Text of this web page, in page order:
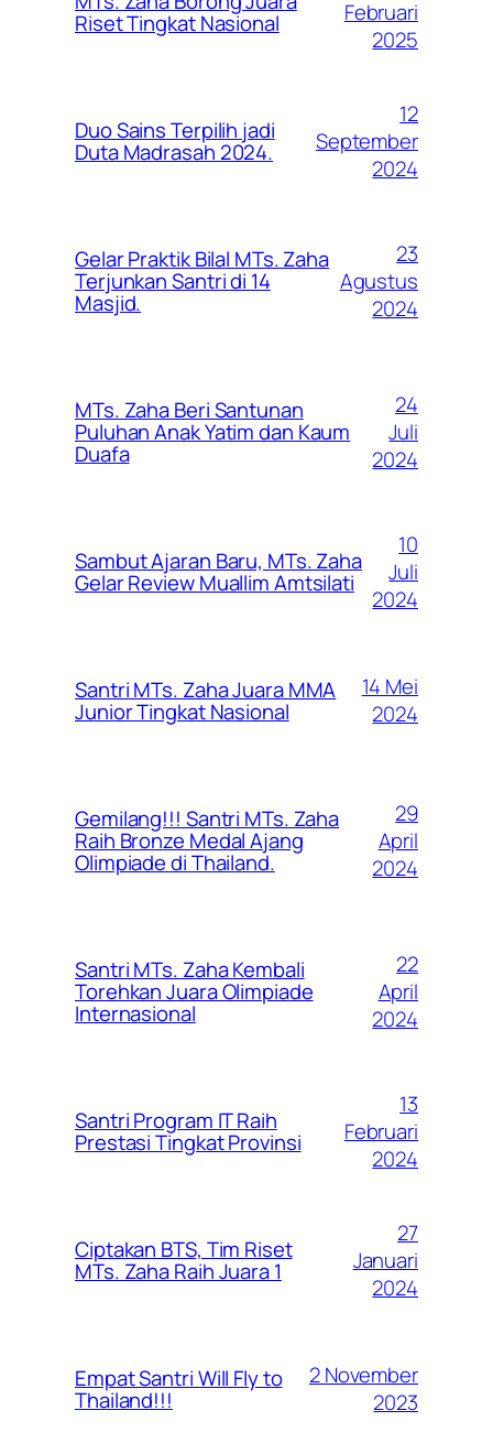
Riset Tingkat Nasional
Februari
2025
Duo Sains Terpilih jadi
Duta Madrasah 2024.
12
September
2024
Gelar Praktik Bilal MTs. Zaha
Terjunkan Santri di 14
Masjid.
23
Agustus
2024
MTs. Zaha Beri Santunan
Puluhan Anak Yatim dan Kaum
Duafa
24
Juli
2024
Sambut Ajaran Baru, MTs. Zaha
Gelar Review Muallim Amtsilati
10
Juli
2024
Santri MTs. Zaha Juara MMA
Junior Tingkat Nasional
14 Mei
2024
Gemilang!!! Santri MTs. Zaha
Raih Bronze Medal Ajang
Olimpiade di Thailand.
29
April
2024
Santri MTs. Zaha Kembali
Torehkan Juara Olimpiade
Internasional
22
April
2024
Santri Program IT Raih
Prestasi Tingkat Provinsi
13
Februari
2024
Ciptakan BTS, Tim Riset
MTs. Zaha Raih Juara 1
27
Januari
2024
Empat Santri Will Fly to
Thailand!!!
2 November
2023